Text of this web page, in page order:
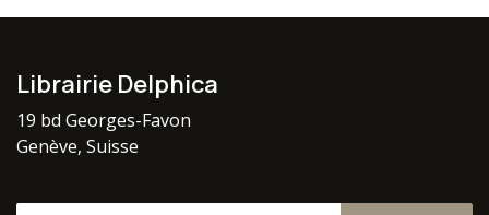
Librairie Delphica
19 bd Georges-Favon
Genève, Suisse